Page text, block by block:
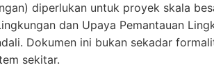
diperlukan untuk proyek skala
dan Upaya Pemantauan
Dokumen ini bukan sekadar
sekitar.